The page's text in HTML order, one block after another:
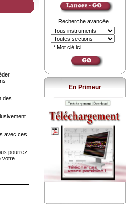
des
avec ces
pourrez
votre
Recherche avancée
En Primeur